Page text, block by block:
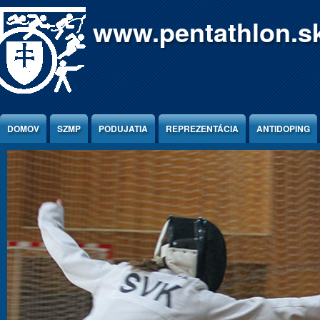
Jump to Content
DOMOV SZMP PODUJATIA REPREZENTÁCIA ANTIDOPING